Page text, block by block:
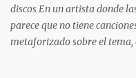
discos En un artista donde
parece que no tiene
metaforizado sobre el tema,